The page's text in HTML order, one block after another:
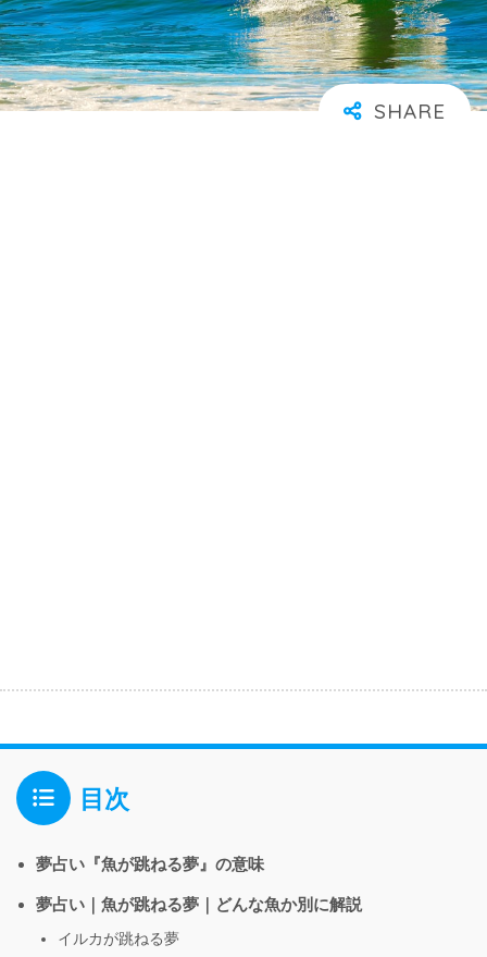
目次
夢占い『魚が跳ねる夢』の意味
夢占い｜魚が跳ねる夢｜どんな魚か別に解説
イルカが跳ねる夢